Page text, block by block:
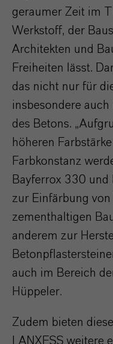
geraumer Zeit im
Werkstoff, der
Architekten und
Freiheiten lässt.
das nicht nur für
insbesondere
des Betons.
höheren
Farbkonstanz
Bayferrox 330
zur Einfärbung
zementhaltigen
anderem zur
auch im Bereich
Hüppeler.
Zudem bieten
LANXESS weitere